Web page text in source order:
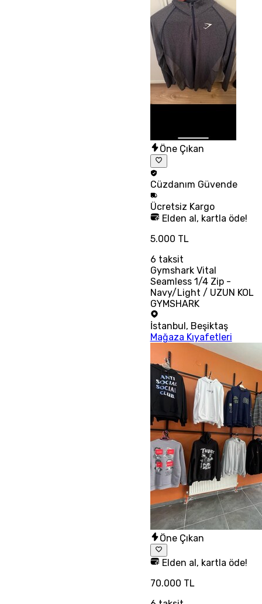
Öne Çıkan
Cüzdanım Güvende
Ücretsiz Kargo
Elden al, kartla öde!
5.000 TL
6 taksit
Gymshark Vital
Seamless 1/4 Zip -
Navy/Light / UZUN KOL
GYMSHARK
İstanbul, Beşiktaş
Mağaza Kıyafetleri
Öne Çıkan
Elden al, kartla öde!
70.000 TL